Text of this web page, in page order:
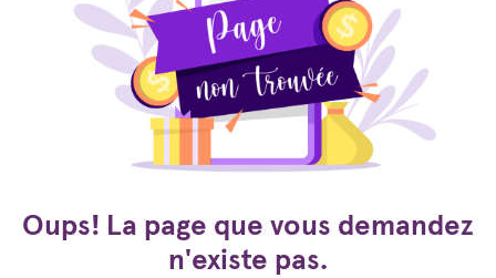
Oups! La page que vous demandez
n'existe pas.